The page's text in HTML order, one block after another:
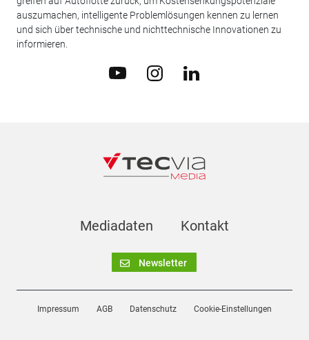
auszumachen, intelligente Problemlösungen kennen zu lernen
und sich über technische und nichttechnische Innovationen zu
informieren.
Mediadaten Kontakt
Newsletter
Impressum AGB Datenschutz Cookie-Einstellungen